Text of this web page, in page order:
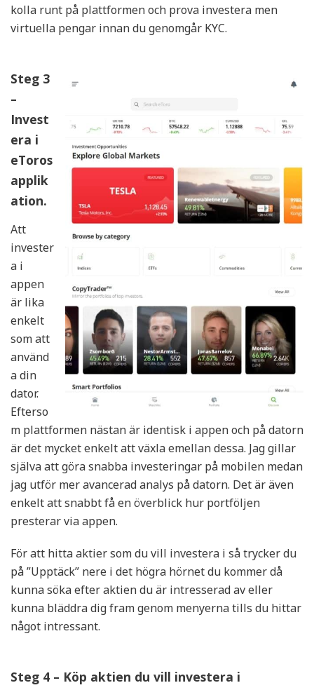
kolla runt på plattformen och prova investera men
virtuella pengar innan du genomgår KYC.
Steg 3
–
Invest
era i
eToros
applik
ation.
Att
invester
a i
appen
är lika
enkelt
som att
använd
a din
dator.
Efterso
m plattformen nästan är identisk i appen och på datorn
är det mycket enkelt att växla emellan dessa. Jag gillar
själva att göra snabba investeringar på mobilen medan
jag utför mer avancerad analys på datorn. Det är även
enkelt att snabbt få en överblick hur portföljen
presterar via appen.
För att hitta aktier som du vill investera i så trycker du
på ”Upptäck” nere i det högra hörnet du kommer då
kunna söka efter aktien du är intresserad av eller
kunna bläddra dig fram genom menyerna tills du hittar
något intressant.
Steg 4 – Köp aktien du vill investera i